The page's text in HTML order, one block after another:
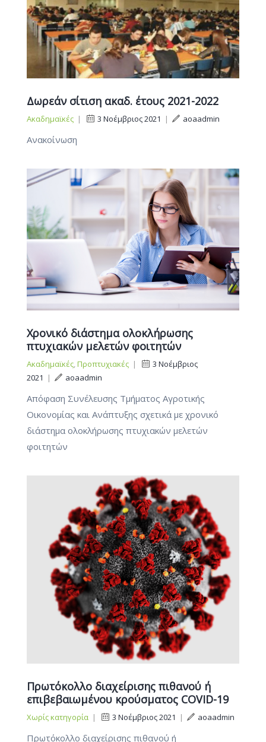
Δωρεάν σίτιση ακαδ. έτους 2021-2022
Ακαδημαϊκές | 3 Νοέμβριος 2021 | aoaadmin
Ανακοίνωση
Χρονικό διάστημα ολοκλήρωσης
πτυχιακών μελετών φοιτητών
Ακαδημαϊκές,Προπτυχιακές |
3 Νοέμβριος
2021
| aoaadmin
Απόφαση Συνέλευσης Τμήματος Αγροτικής
Οικονομίας και Ανάπτυξης σχετικά με χρονικό
διάστημα ολοκλήρωσης πτυχιακών μελετών
φοιτητών
Πρωτόκολλο διαχείρισης πιθανού ή
επιβεβαιωμένου κρούσματος COVID-19
Χωρίς κατηγορία | 3 Νοέμβριος 2021 | aoaadmin
Πρωτόκολλο διαχείρισης πιθανού ή